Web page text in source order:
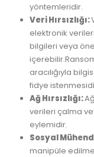
yöntemleridir.
Veri Hırsızlığı:
elektronik
bilgileri veya
aracılığıyla
fidye
Ağ Hırsızlığı:
verileri çalma
eylemidir.
Sosyal
manipüle